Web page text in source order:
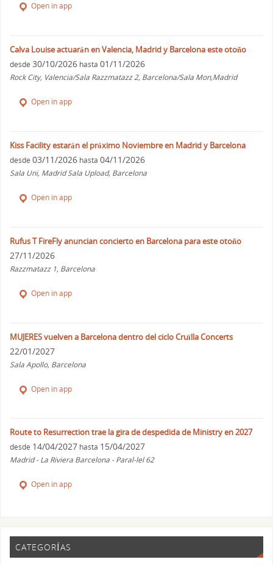
Open in app
Calva Louise actuarán en Valencia, Madrid y Barcelona este otoño
desde 30/10/2026 hasta 01/11/2026
Rock City, Valencia/Sala Razzmatazz 2, Barcelona/Sala Mon,Madrid
Open in app
Kiss Facility estarán el próximo Noviembre en Madrid y Barcelona
desde 03/11/2026 hasta 04/11/2026
Sala Uni, Madrid Sala Upload, Barcelona
Open in app
Rufus T FireFly anuncian concierto en Barcelona para este otoño
27/11/2026
Razzmatazz 1, Barcelona
Open in app
MUJERES vuelven a Barcelona dentro del ciclo Cruïlla Concerts
22/01/2027
Sala Apollo, Barcelona
Open in app
Route to Resurrection trae la gira de despedida de Ministry en 2027
desde 14/04/2027 hasta 15/04/2027
Madrid - La Riviera Barcelona - Paral-lel 62
Open in app
CATEGORÍAS